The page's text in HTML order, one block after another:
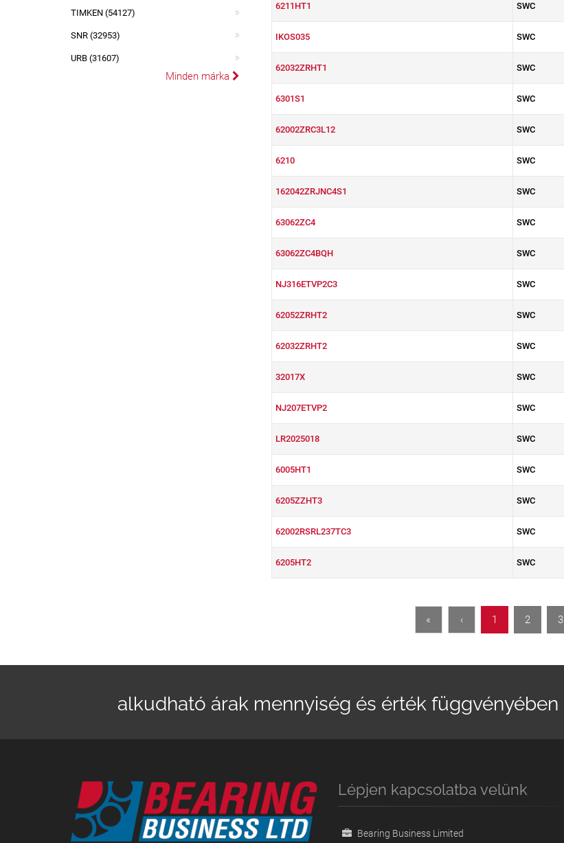
6211HT1 SWC
IKOS035 SWC
62032ZRHT1 SWC
6301S1 SWC
62002ZRC3L12 SWC
6210 SWC
162042ZRJNC4S1 SWC
63062ZC4 SWC
63062ZC4BQH SWC
NJ316ETVP2C3 SWC
62052ZRHT2 SWC
62032ZRHT2 SWC
32017X SWC
NJ207ETVP2 SWC
LR2025018 SWC
6005HT1 SWC
6205ZZHT3 SWC
62002RSRL237TC3 SWC
6205HT2 SWC
« ‹ 1 2 3
TIMKEN (54127)
SNR (32953)
URB (31607)
Minden márka
alkudható árak mennyiség és érték függvényében
Lépjen kapcsolatba velünk
Bearing Business Limited